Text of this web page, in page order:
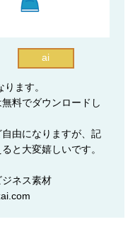
ai
ます。
料でダウンロードし
由になりますが、記
と大変嬉しいです。
ネス素材